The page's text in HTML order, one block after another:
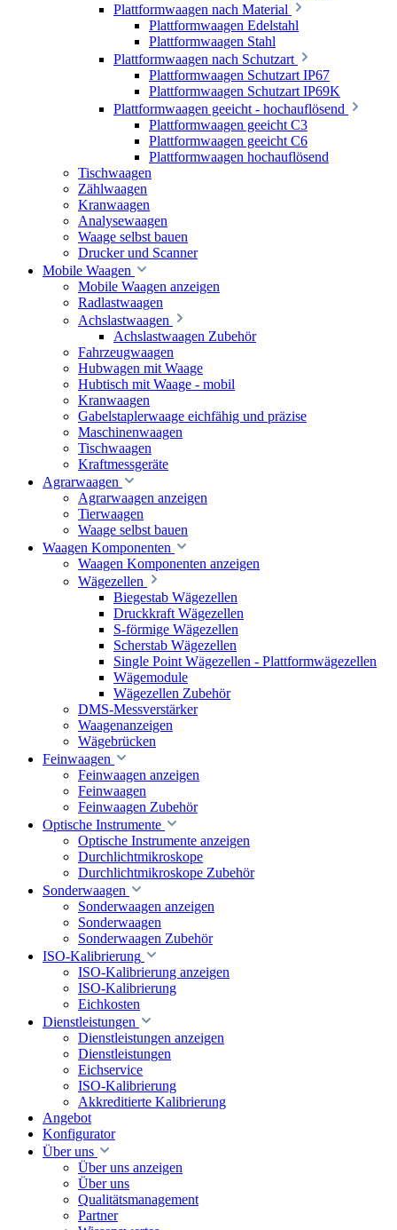
Plattformwaagen nach Material
Plattformwaagen Edelstahl
Plattformwaagen Stahl
Plattformwaagen nach Schutzart
Plattformwaagen Schutzart IP67
Plattformwaagen Schutzart IP69K
Plattformwaagen geeicht - hochauflösend
Plattformwaagen geeicht C3
Plattformwaagen geeicht C6
Plattformwaagen hochauflösend
Tischwaagen
Zählwaagen
Kranwaagen
Analysewaagen
Waage selbst bauen
Drucker und Scanner
Mobile Waagen
Mobile Waagen anzeigen
Radlastwaagen
Achslastwaagen
Achslastwaagen Zubehör
Fahrzeugwaagen
Hubwagen mit Waage
Hubtisch mit Waage - mobil
Kranwaagen
Gabelstaplerwaage eichfähig und präzise
Maschinenwaagen
Tischwaagen
Kraftmessgeräte
Agrarwaagen
Agrarwaagen anzeigen
Tierwaagen
Waage selbst bauen
Waagen Komponenten
Waagen Komponenten anzeigen
Wägezellen
Biegestab Wägezellen
Druckkraft Wägezellen
S-förmige Wägezellen
Scherstab Wägezellen
Single Point Wägezellen - Plattformwägezellen
Wägemodule
Wägezellen Zubehör
DMS-Messverstärker
Waagenanzeigen
Wägebrücken
Feinwaagen
Feinwaagen anzeigen
Feinwaagen
Feinwaagen Zubehör
Optische Instrumente
Optische Instrumente anzeigen
Durchlichtmikroskope
Durchlichtmikroskope Zubehör
Sonderwaagen
Sonderwaagen anzeigen
Sonderwaagen
Sonderwaagen Zubehör
ISO-Kalibrierung
ISO-Kalibrierung anzeigen
ISO-Kalibrierung
Eichkosten
Dienstleistungen
Dienstleistungen anzeigen
Dienstleistungen
Eichservice
ISO-Kalibrierung
Akkreditierte Kalibrierung
Angebot
Konfigurator
Über uns
Über uns anzeigen
Über uns
Qualitätsmanagement
Partner